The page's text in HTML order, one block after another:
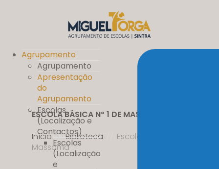
Agrupamento
Agrupamento
Apresentação
do
Agrupamento
Escolas
(Localização e
Contactos)
Escolas
(Localização
e
ESCOLA BÁSICA Nº 1 DE MASSAMÁ
Início //Biblioteca
Escola Básica Nº 1 de
Massamá